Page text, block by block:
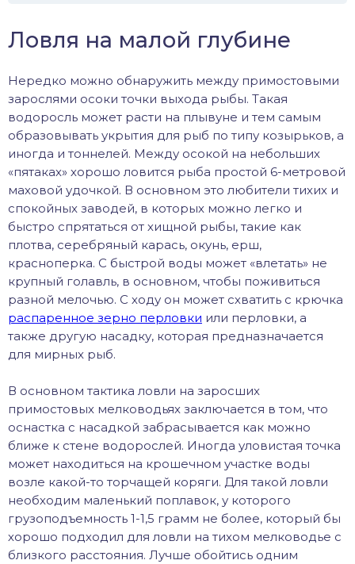
Ловля на малой глубине
Нередко можно обнаружить между примостовыми
зарослями осоки точки выхода рыбы. Такая
водоросль может расти на плывуне и тем самым
образовывать укрытия для рыб по типу козырьков, а
иногда и тоннелей. Между осокой на небольших
«пятаках» хорошо ловится рыба простой 6-метровой
маховой удочкой. В основном это любители тихих и
спокойных заводей, в которых можно легко и
быстро спрятаться от хищной рыбы, такие как
плотва, серебряный карась, окунь, ерш,
красноперка. С быстрой воды может «влетать» не
крупный голавль, в основном, чтобы поживиться
разной мелочью. С ходу он может схватить с крючка
распаренное зерно перловки или перловки, а
также другую насадку, которая предназначается
для мирных рыб.
В основном тактика ловли на заросших
примостовых мелководьях заключается в том, что
оснастка с насадкой забрасывается как можно
ближе к стене водорослей. Иногда уловистая точка
может находиться на крошечном участке воды
возле какой-то торчащей коряги. Для такой ловли
необходим маленький поплавок, у которого
грузоподъемность 1-1,5 грамм не более, который бы
хорошо подходил для ловли на тихом мелководье с
близкого расстояния. Лучше обойтись одним